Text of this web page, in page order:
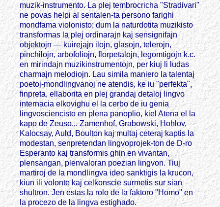
muzik-instrumento. La plej tembrocricha "Stradivari"
ne povas helpi al sentalen-ta persono farighi
mondfama violonisto; dum la naturdotita muzikisto
transformas la plej ordinarajn kaj sensignifajn
objektojn — kuirejajn ilojn, glasojn, telerojn,
pinchilojn, arbofoliojn, florpetalojn, legomtigojn k.c.
en mirindajn muzikinstrumentojn, per kiuj li ludas
charmajn melodiojn. Lau simila maniero la talentaj
poetoj-mondlingvanoj ne atendis, ke iu "perfekta",
finpreta, ellaborita en plej grandaj detaloj lingvo
internacia elkovighu el la cerbo de iu genia
lingvosciencisto en plena panoplio, kiel Atena el la
kapo de Zeuso... Zamenhof, Grabowski, Hohlov,
Kalocsay, Auld, Boulton kaj multaj ceteraj kaptis la
modestan, senpretendan lingvoprojek-ton de D-ro
Esperanto kaj transformis ghin en vivantan,
plensangan, plenvaloran poezian lingvon. Tiuj
martiroj de la mondlingva ideo sanktigis la krucon,
kiun ili volonte kaj celkonscie surmetis sur sian
shultron. Jen estas la rolo de la faktoro "Homo" en
la procezo de la lingva estighado.